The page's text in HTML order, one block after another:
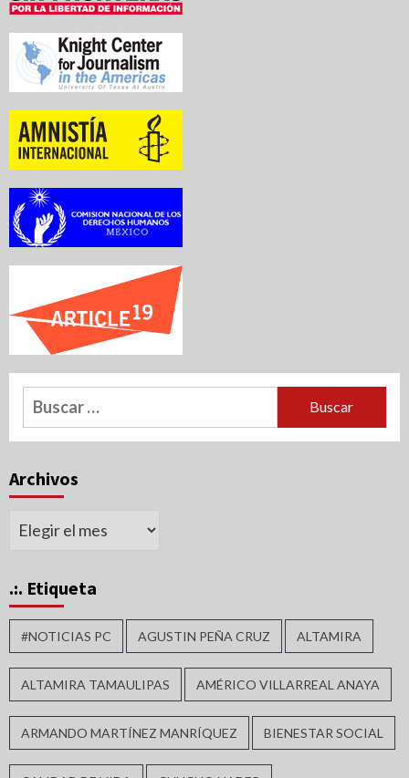
Buscar:
Archivos
Archivos
.:. Etiqueta
#NOTICIAS PC AGUSTIN PEÑA CRUZ ALTAMIRA
ALTAMIRA TAMAULIPAS AMÉRICO VILLARREAL ANAYA
ARMANDO MARTÍNEZ MANRÍQUEZ BIENESTAR SOCIAL